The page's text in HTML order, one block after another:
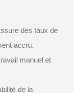
des taux de
accru.
manuel et
de la